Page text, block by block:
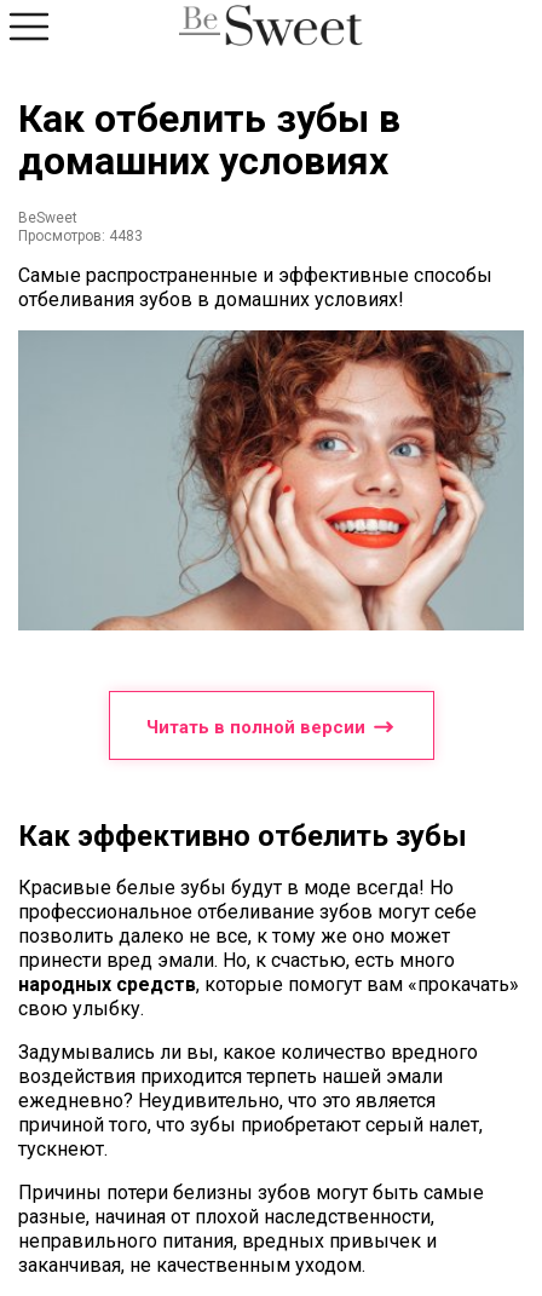
Как отбелить зубы в
домашних условиях
BeSweet
Просмотров: 4483
Самые распространенные и эффективные способы
отбеливания зубов в домашних условиях!
Читать в полной версии
Как эффективно отбелить зубы
Красивые белые зубы будут в моде всегда! Но
профессиональное отбеливание зубов могут себе
позволить далеко не все, к тому же оно может
принести вред эмали. Но, к счастью, есть много
народных средств, которые помогут вам «прокачать»
свою улыбку.
Задумывались ли вы, какое количество вредного
воздействия приходится терпеть нашей эмали
ежедневно? Неудивительно, что это является
причиной того, что зубы приобретают серый налет,
тускнеют.
Причины потери белизны зубов могут быть самые
разные, начиная от плохой наследственности,
неправильного питания, вредных привычек и
заканчивая, не качественным уходом.